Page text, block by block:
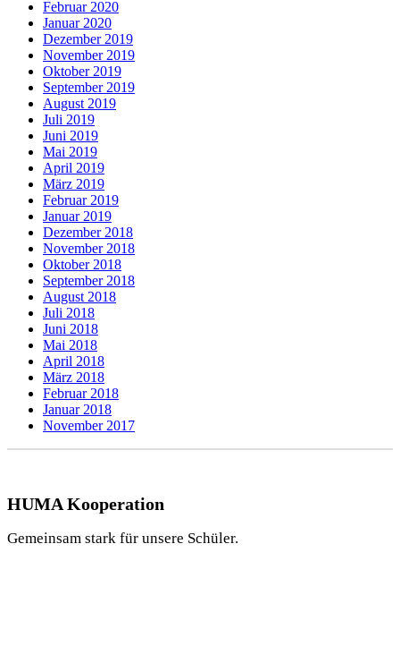
Februar 2020
Januar 2020
Dezember 2019
November 2019
Oktober 2019
September 2019
August 2019
Juli 2019
Juni 2019
Mai 2019
April 2019
März 2019
Februar 2019
Januar 2019
Dezember 2018
November 2018
Oktober 2018
September 2018
August 2018
Juli 2018
Juni 2018
Mai 2018
April 2018
März 2018
Februar 2018
Januar 2018
November 2017
HUMA Kooperation
Gemeinsam stark für unsere Schüler.